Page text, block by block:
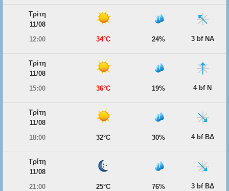
Τρίτη
11/08
12:00
34°C 24% 3 bf ΝΑ
Τρίτη
11/08
15:00
36°C 19% 4 bf Ν
Τρίτη
11/08
18:00
32°C 30% 4 bf ΒΔ
Τρίτη
11/08
21:00
25°C 76% 3 bf ΒΔ